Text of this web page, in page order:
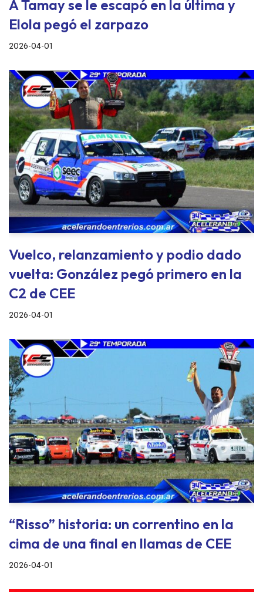
A Tamay se le escapó en la última y
Elola pegó el zarpazo
2026-04-01
Vuelco, relanzamiento y podio dado
vuelta: González pegó primero en la
C2 de CEE
2026-04-01
“Risso” historia: un correntino en la
cima de una final en llamas de CEE
2026-04-01